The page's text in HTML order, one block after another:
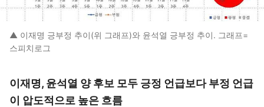
▲ 이재명 긍부정 추이(위 그래프)와 윤석열 긍부정 추이. 그래프=
스피치로그
이재명, 윤석열 양 후보 모두 긍정 언급보다 부정 언급
이 압도적으로 높은 흐름